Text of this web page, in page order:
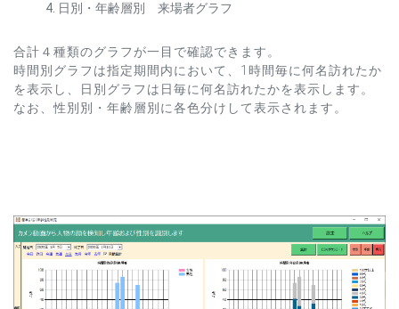
日別・年齢層別 来場者グラフ
合計４種類のグラフが一目で確認できます。
時間別グラフは指定期間内において、1時間毎に何名訪れたか
を表示し、日別グラフは日毎に何名訪れたかを表示します。
なお、性別別・年齢層別に各色分けして表示されます。